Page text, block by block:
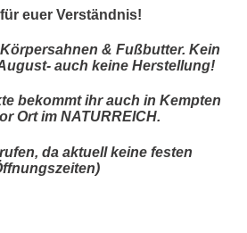
euer Verständnis!
& Fußbutter. Kein
auch keine Herstellung!
bekommt ihr auch in Kempten
Ort im NATURREICH.
da aktuell keine festen